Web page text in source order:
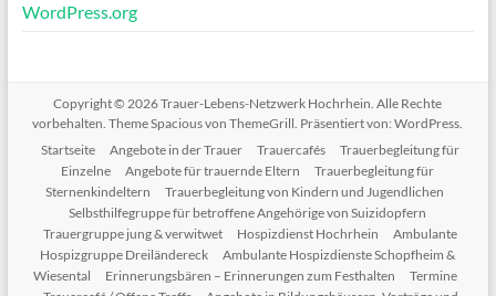
WordPress.org
Copyright © 2026Trauer-Lebens-Netzwerk Hochrhein. Alle Rechte
vorbehalten. ThemeSpaciousvon ThemeGrill. Präsentiert von:WordPress.
Startseite
Angebote in der Trauer Trauercafés
Trauerbegleitung für
Einzelne
Angebote für trauernde Eltern
Trauerbegleitung für
Sternenkindeltern
Trauerbegleitung von Kindern und Jugendlichen
Selbsthilfegruppe für betroffene Angehörige von Suizidopfern
Trauergruppe jung & verwitwet
Hospizdienst Hochrhein
Ambulante
Hospizgruppe Dreiländereck
Ambulante Hospizdienste Schopfheim &
Wiesental
Erinnerungsbären – Erinnerungen zum Festhalten
Termine